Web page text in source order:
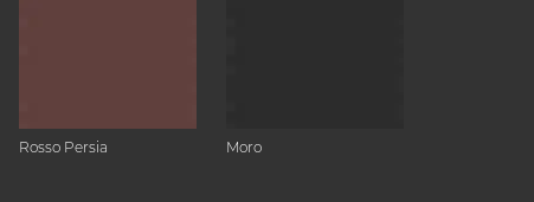
Rosso Persia Moro